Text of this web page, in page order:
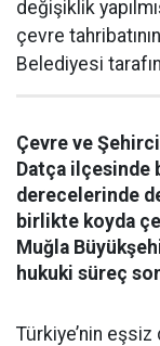
değişiklik
çevre
Belediyesi
Çevre ve
Datça ilçesinde
derecelerinde
birlikte koyda
Muğla
hukuki süreç
Türkiye’nin